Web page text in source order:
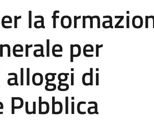
la
per
di
Pubblica